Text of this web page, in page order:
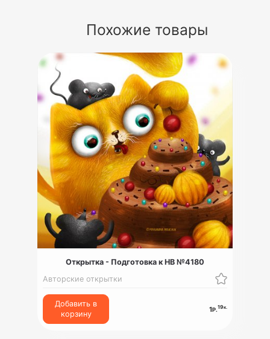
Похожие товары
Открытка - Подготовка к HB №4180
Авторские открытки
Добавить в
корзину
1Р.19к.